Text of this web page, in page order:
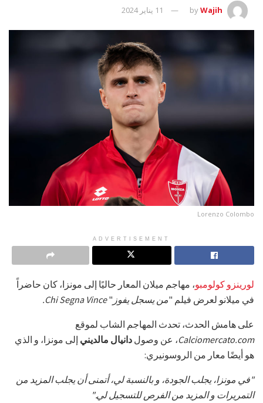
byWajih 11 يناير 2024
Lorenzo Colombo
ADVERTISEMENT
لورينزو كولومبو، مهاجم ميلان المعار حاليًا إلى مونزا، كان حاضراً
في ميلانو لعرض فيلم "من يسجل يفوز "
Chi Segna Vince.
على هامش الحدث، تحدث المهاجم الشاب لموقع
Calciomercato.com، عن وصول دانيال مالديني إلى مونزا، و الذي
هو أيضًا معار من الروسونيري:
"في مونزا، يجلب الجودة، و بالنسبة لي، أتمنى أن يجلب المزيد من
التمريرات و المزيد من الفرص للتسجيل لي."